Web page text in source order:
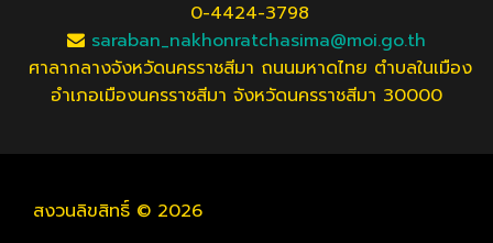
0-4424-3798
saraban_nakhonratchasima@moi.go.th
ศาลากลางจังหวัดนครราชสีมา ถนนมหาดไทย ตำบลในเมือง
อำเภอเมืองนครราชสีมา จังหวัดนครราชสีมา 30000
สงวนลิขสิทธิ์ © 2026